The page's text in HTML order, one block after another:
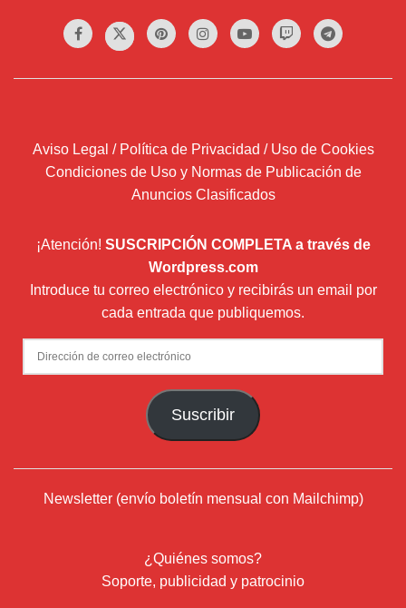
Aviso Legal / Política de Privacidad / Uso de Cookies
Condiciones de Uso y Normas de Publicación de
Anuncios Clasificados
¡Atención! SUSCRIPCIÓN COMPLETA a través de
Wordpress.com
Introduce tu correo electrónico y recibirás un email por
cada entrada que publiquemos.
Dirección
de
Suscribir
Newsletter (envío boletín mensual con Mailchimp)
¿Quiénes somos?
Soporte, publicidad y patrocinio